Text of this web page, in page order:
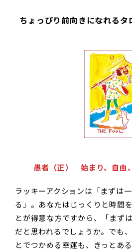
ちょっぴり前向きになれるタ
愚者（正） 始まり、自由
ラッキーアクションは「まずは
る」。あなたはじっくりと時間
とが得意な方ですから、「まず
だと思われるでしょうか。でも
とでつかめる幸運も、きっとある